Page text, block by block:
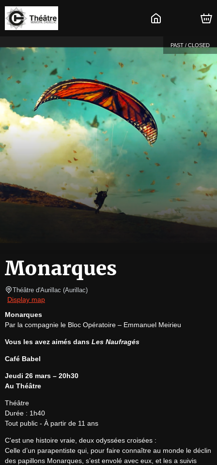
PAST / CLOSED
Monarques
Théâtre d'Aurillac (Aurillac)
Display map
Monarques
Par la compagnie le Bloc Opératoire – Emmanuel Meirieu
Vous les avez aimés dans Les Naufragés
Café Babel
Jeudi 26 mars – 20h30
Au Théâtre
Théâtre
Durée : 1h40
Tout public - À partir de 11 ans
C'est une histoire vraie, deux odyssées croisées :
Celle d’un parapentiste qui, pour faire connaître au monde le déclin
des papillons Monarques, s’est envolé avec eux, et les a suivis